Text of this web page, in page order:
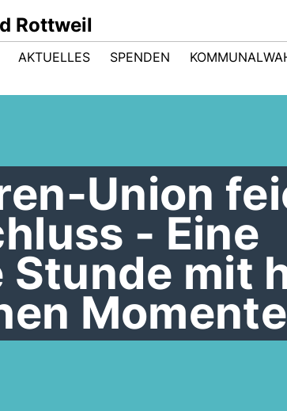
Rottweil
AKTUELLES SPENDEN
Union
- Eine
mit